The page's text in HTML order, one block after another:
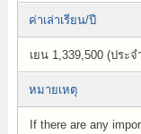
ค่าเล่าเรียน/ปี
เยน 1,339,500 (ประจ
หมายเหตุ
If there are any